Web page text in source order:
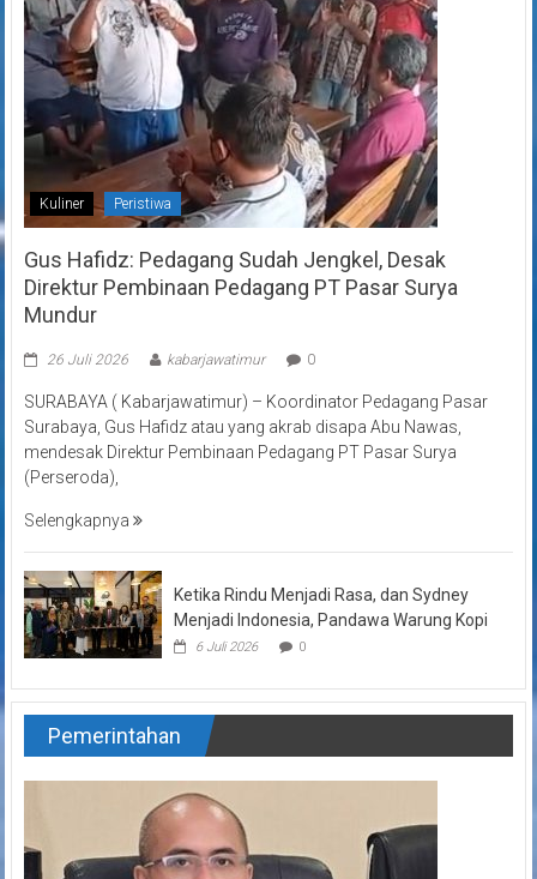
Kuliner Peristiwa
Gus Hafidz: Pedagang Sudah Jengkel, Desak
Direktur Pembinaan Pedagang PT Pasar Surya
Mundur
26 Juli 2026 kabarjawatimur 0
SURABAYA ( Kabarjawatimur) – Koordinator Pedagang Pasar
Surabaya, Gus Hafidz atau yang akrab disapa Abu Nawas,
mendesak Direktur Pembinaan Pedagang PT Pasar Surya
(Perseroda),
Selengkapnya
Ketika Rindu Menjadi Rasa, dan Sydney
Menjadi Indonesia, Pandawa Warung Kopi
6 Juli 2026 0
Pemerintahan